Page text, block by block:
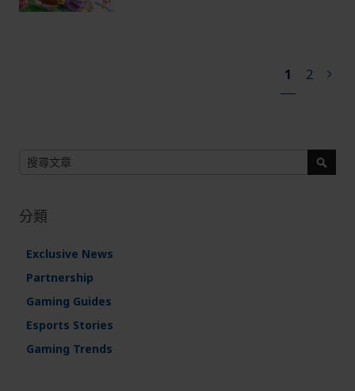
您
目
1
頁
2
頁
下
搜
尋
分類
Exclusive News
Partnership
Gaming Guides
Esports Stories
Gaming Trends